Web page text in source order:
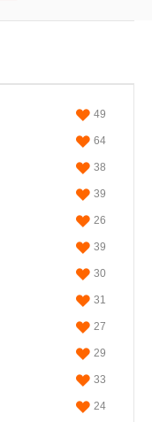
49
64
38
39
26
39
30
31
27
29
33
24